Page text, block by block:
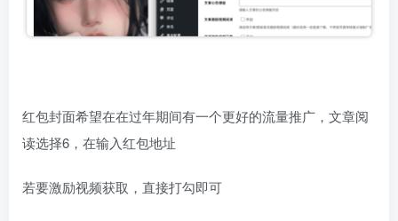
红包封面希望在在过年期间有一个更好的流量推广，文章阅
读选择6，在输入红包地址
若要激励视频获取，直接打勾即可